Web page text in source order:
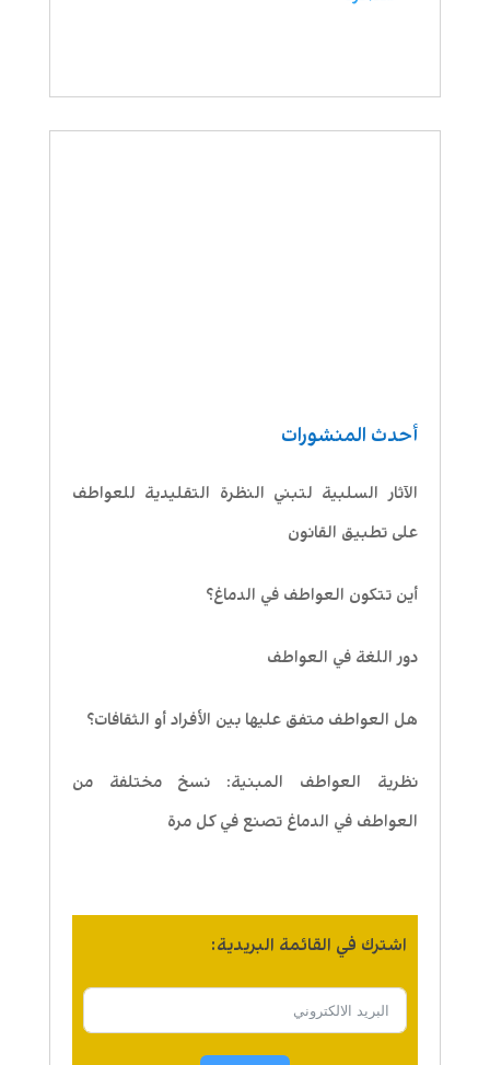
أحدث المنشورات
الآثار السلبية لتبني النظرة التقليدية للعواطف
على تطبيق القانون
أين تتكون العواطف في الدماغ؟
دور اللغة في العواطف
هل العواطف متفق عليها بين الأفراد أو الثقافات؟
نظرية العواطف المبنية: نسخ مختلفة من
العواطف في الدماغ تصنع في كل مرة
اشترك في القائمة البريدية: